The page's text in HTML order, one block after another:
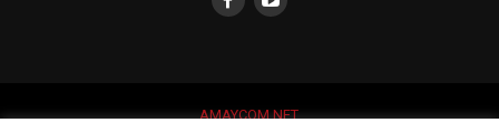
AMAYCOM.NET